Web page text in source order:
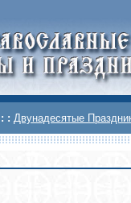
: : Двунадесятые